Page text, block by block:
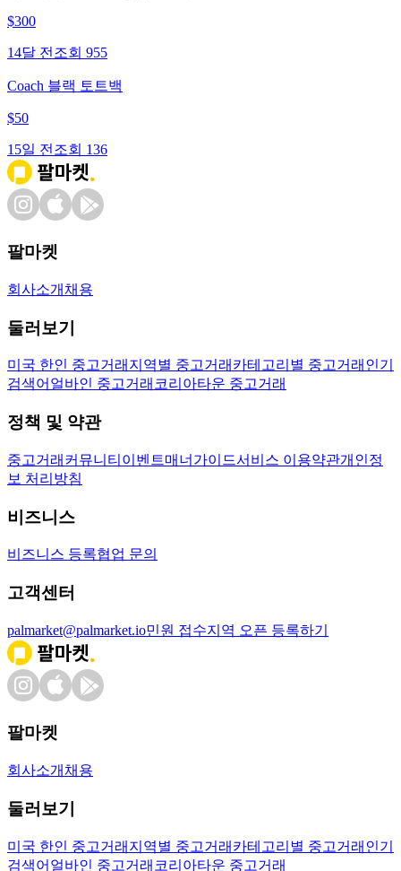
$300
14달 전 조회 955
Coach 블랙 토트백
$50
15일 전 조회 136
팔마켓
회사소개 채용
둘러보기
미국 한인 중고거래 지역별 중고거래 카테고리별 중고거래 인기
검색어 얼바인 중고거래 코리아타운 중고거래
정책 및 약관
중고거래 커뮤니티 이벤트매너가이드서비스 이용약관개인정
보 처리방침
비즈니스
비즈니스 등록협업 문의
고객센터
palmarket@palmarket.io민원 접수지역 오픈 등록하기
팔마켓
회사소개 채용
둘러보기
미국 한인 중고거래 지역별 중고거래 카테고리별 중고거래 인기
검색어 얼바인 중고거래 코리아타운 중고거래